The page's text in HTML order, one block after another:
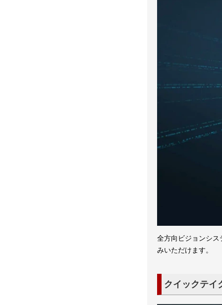
全方向ビジョンシ
みいただけます。
クイックテイ